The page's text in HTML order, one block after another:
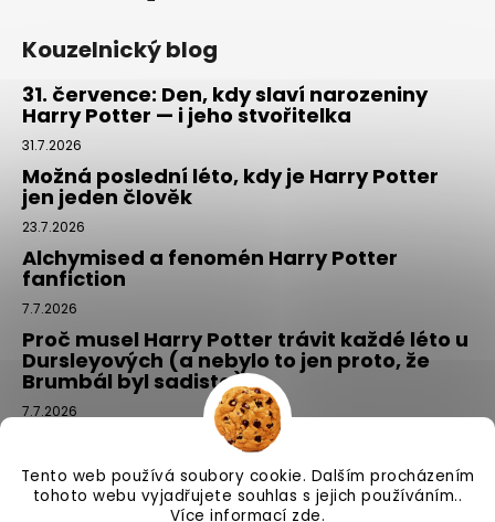
Tento web používá soubory cookie. Dalším procházením
tohoto webu vyjadřujete souhlas s jejich používáním..
Více informací zde.
Kouzelnický blog
31. července: Den, kdy slaví narozeniny
Harry Potter — i jeho stvořitelka
31.7.2026
Možná poslední léto, kdy je Harry Potter
jen jeden člověk
23.7.2026
Alchymised a fenomén Harry Potter
fanfiction
7.7.2026
Proč musel Harry Potter trávit každé léto u
Dursleyových (a nebylo to jen proto, že
Brumbál byl sadista)
7.7.2026
Tajemný balíček z Příčné ulice: kouzlo,
které si vyberete tím, že si ho NEvyberete
1.7.2026